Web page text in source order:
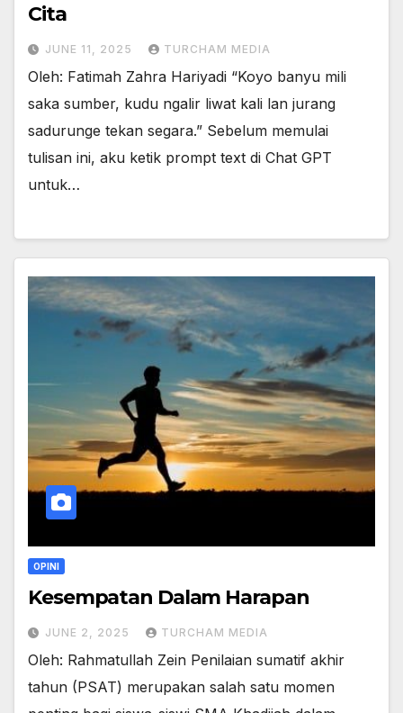
Cita
JUNE 11, 2025 TURCHAM MEDIA
Oleh: Fatimah Zahra Hariyadi “Koyo banyu mili
saka sumber, kudu ngalir liwat kali lan jurang
sadurunge tekan segara.” Sebelum memulai
tulisan ini, aku ketik prompt text di Chat GPT
untuk…
OPINI
Kesempatan Dalam Harapan
JUNE 2, 2025 TURCHAM MEDIA
Oleh: Rahmatullah Zein Penilaian sumatif akhir
tahun (PSAT) merupakan salah satu momen